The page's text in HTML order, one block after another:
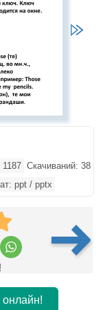
1187 Скачиваний: 38
ppt / pptx
онлайн!